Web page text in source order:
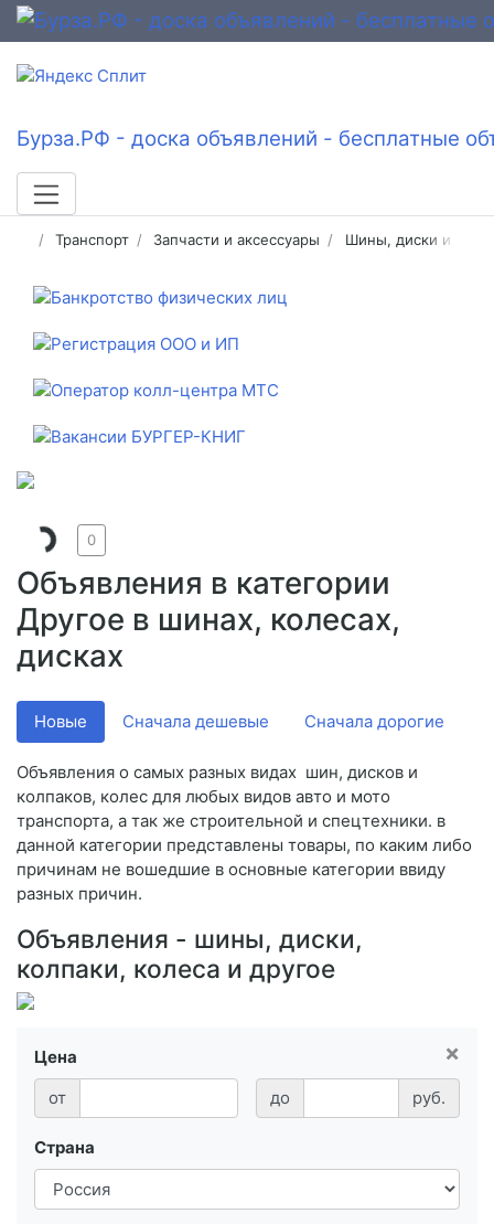
Бурза.РФ - доска объявлений - бесплатные
Транспорт Запчасти и аксессуары Шины, диски и
Объявления в категории
Другое в шинах, колесах,
дисках
0
Новые Сначала дешевые Сначала дорогие
Объявления о самых разных видах шин, дисков и
колпаков, колес для любых видов авто и мото
транспорта, а так же строительной и спецтехники. в
данной категории представлены товары, по каким либо
причинам не вошедшие в основные категории ввиду
разных причин.
Объявления - шины, диски,
колпаки, колеса и другое
×
Цена
от
до руб.
Страна